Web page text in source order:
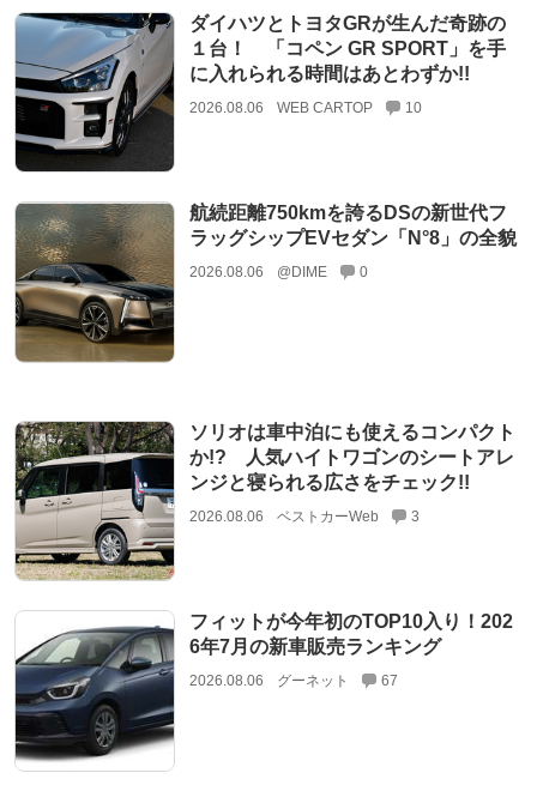
ダイハツとトヨタGRが生んだ奇跡の
１台！ 「コペン GR SPORT」を手
に入れられる時間はあとわずか!!
2026.08.06 WEB CARTOP 10
航続距離750kmを誇るDSの新世代フ
ラッグシップEVセダン「N°8」の全貌
2026.08.06 @DIME 0
ソリオは車中泊にも使えるコンパクト
か!? 人気ハイトワゴンのシートアレ
ンジと寝られる広さをチェック!!
2026.08.06 ベストカーWeb 3
フィットが今年初のTOP10入り！202
6年7月の新車販売ランキング
2026.08.06 グーネット 67